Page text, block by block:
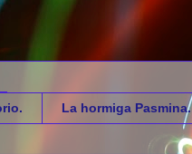
La hormiga Pasmina.